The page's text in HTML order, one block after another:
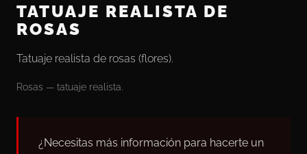
TATUAJE REALISTA DE
ROSAS
Tatuaje realista de rosas (flores).
Rosas — tatuaje realista.
¿Necesitas más información para hacerte un